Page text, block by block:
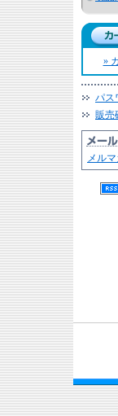
»
パス
販売
メル